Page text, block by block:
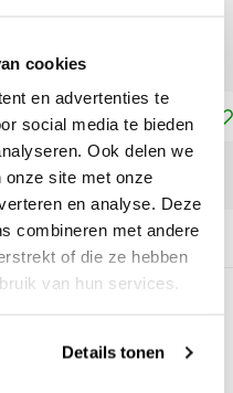
cookies
en advertenties te
social media te bieden
Ook delen we
onze site met onze
en analyse. Deze
combineren met andere
of die ze hebben
van hun services.
Details tonen
aan winkelwagen